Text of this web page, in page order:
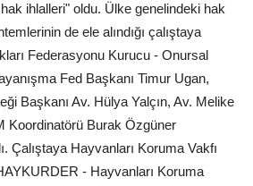
ihlalleri" oldu. Ülke genelindeki hak
de ele alındığı çalıştaya
Federasyonu Kurucu - Onursal
Fed Başkanı Timur Ugan,
Başkanı Av. Hülya Yalçın, Av. Melike
Koordinatörü Burak Özgüner
Çalıştaya Hayvanları Koruma Vakfı
- Hayvanları Koruma